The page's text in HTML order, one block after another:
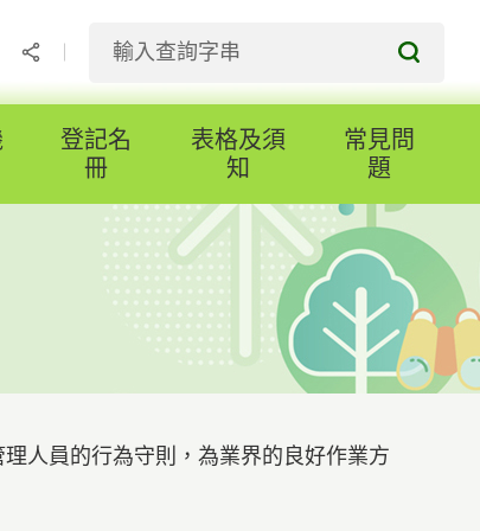
登記名
冊
表格及須
知
常見問
題
人員的行為守則，為業界的良好作業方